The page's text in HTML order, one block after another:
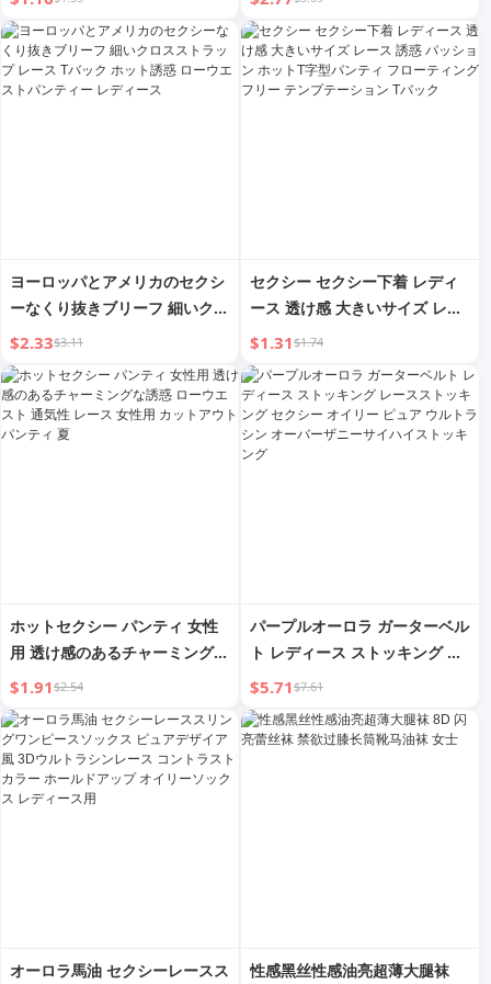
ル ずれ防止 固定バック 背中シ
ェイプアップ 安全 クロスバッ
クル
ク シルク ストッキング センチ
メント オーバーザニーチューブ
ソックス ウォーターライト ホ
ワイトシルク
ヨーロッパとアメリカのセクシ
ーなくり抜きブリーフ 細いクロ
スストラップ レース Tバック
ホット誘惑 ローウエストパンテ
ィー レディース
$2.33$3.11
セクシー セクシー下着 レディ
ース 透け感 大きいサイズ レー
ス 誘惑 パッション ホットT字
型パンティ フローティング フ
リー テンプテーション Tバック
$1.31$1.74
ホットセクシー パンティ 女性
用 透け感のあるチャーミングな
誘惑 ローウエスト 通気性 レー
ス 女性用 カットアウトパンテ
ィ 夏
$1.91$2.54
パープルオーロラ ガーターベル
ト レディース ストッキング レ
ースストッキング セクシー オ
イリー ピュア ウルトラシン オ
ーバーザニーサイハイストッキ
$5.71$7.61
オーロラ馬油 セクシーレースス
性感黑丝性感油亮超薄大腿袜